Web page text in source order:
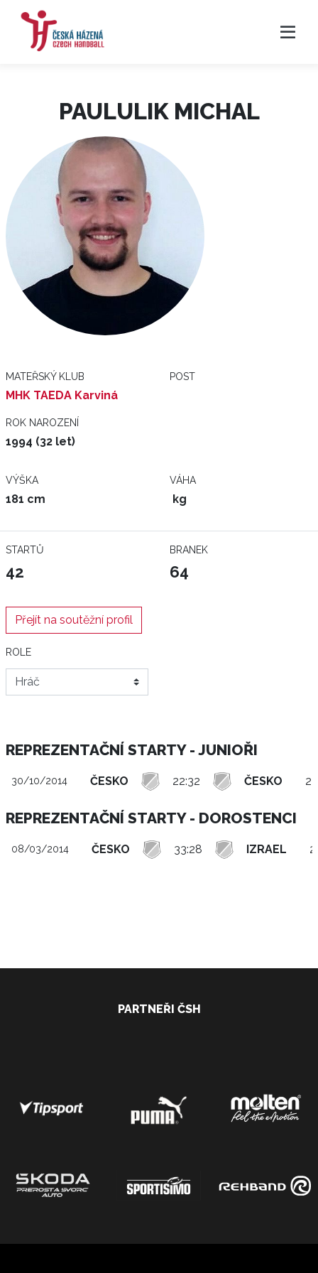
PAULULIK MICHAL
MATEŘSKÝ KLUB
MHK TAEDA Karviná
POST
ROK NAROZENÍ
1994 (32 let)
VÝŠKA
181 cm
VÁHA
kg
STARTŮ
42
BRANEK
64
Přejít na soutěžní profil
ROLE
REPREZENTAČNÍ STARTY - JUNIOŘI
30/10/2014 ČESKO 22:32 ČESKO 2
REPREZENTAČNÍ STARTY - DOROSTENCI
08/03/2014 ČESKO 33:28 IZRAEL
PARTNEŘI ČSH